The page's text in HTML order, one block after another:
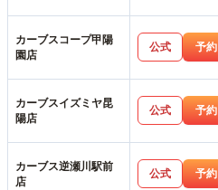
カーブスコープ甲陽
園店
公式 予約
カーブスイズミヤ昆
陽店
公式 予約
カーブス逆瀬川駅前
店
公式 予約